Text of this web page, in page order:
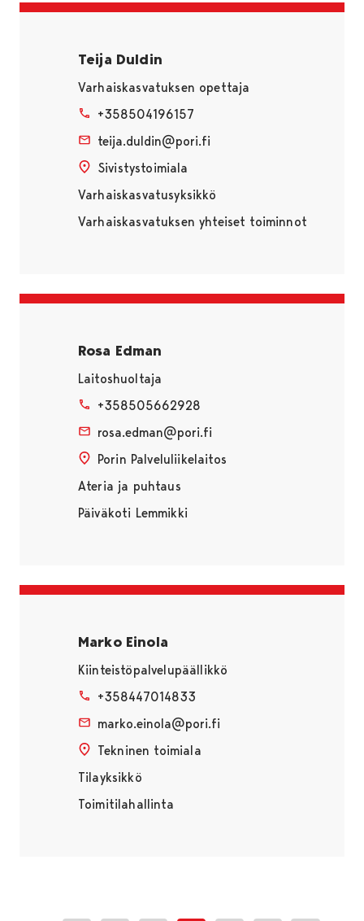
Teija Duldin
Varhaiskasvatuksen opettaja
+358504196157
teija.duldin@pori.fi
Sivistystoimiala
Varhaiskasvatusyksikkö
Varhaiskasvatuksen yhteiset toiminnot
Rosa Edman
Laitoshuoltaja
+358505662928
rosa.edman@pori.fi
Porin Palveluliikelaitos
Ateria ja puhtaus
Päiväkoti Lemmikki
Marko Einola
Kiinteistöpalvelupäällikkö
+358447014833
marko.einola@pori.fi
Tekninen toimiala
Tilayksikkö
Toimitilahallinta